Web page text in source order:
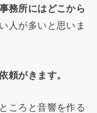
務所にはどこから
人が多いと思いま
頼がきます。
ころと音響を作る